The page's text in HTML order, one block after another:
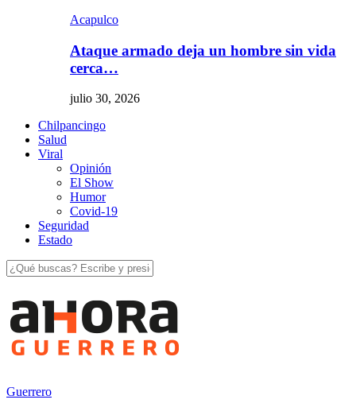
Acapulco
Ataque armado deja un hombre sin vida
cerca…
julio 30, 2026
Chilpancingo
Salud
Viral
Opinión
El Show
Humor
Covid-19
Seguridad
Estado
Guerrero